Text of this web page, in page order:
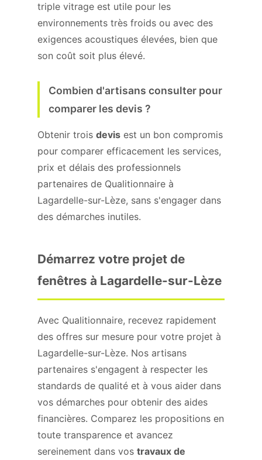
triple vitrage est utile pour les
environnements très froids ou avec des
exigences acoustiques élevées, bien que
son coût soit plus élevé.
Combien d'artisans consulter pour
comparer les devis ?
Obtenir trois devis est un bon compromis
pour comparer efficacement les services,
prix et délais des professionnels
partenaires de Qualitionnaire à
Lagardelle-sur-Lèze, sans s'engager dans
des démarches inutiles.
Démarrez votre projet de
fenêtres à Lagardelle-sur-Lèze
Avec Qualitionnaire, recevez rapidement
des offres sur mesure pour votre projet à
Lagardelle-sur-Lèze. Nos artisans
partenaires s'engagent à respecter les
standards de qualité et à vous aider dans
vos démarches pour obtenir des aides
financières. Comparez les propositions en
toute transparence et avancez
sereinement dans vos travaux de